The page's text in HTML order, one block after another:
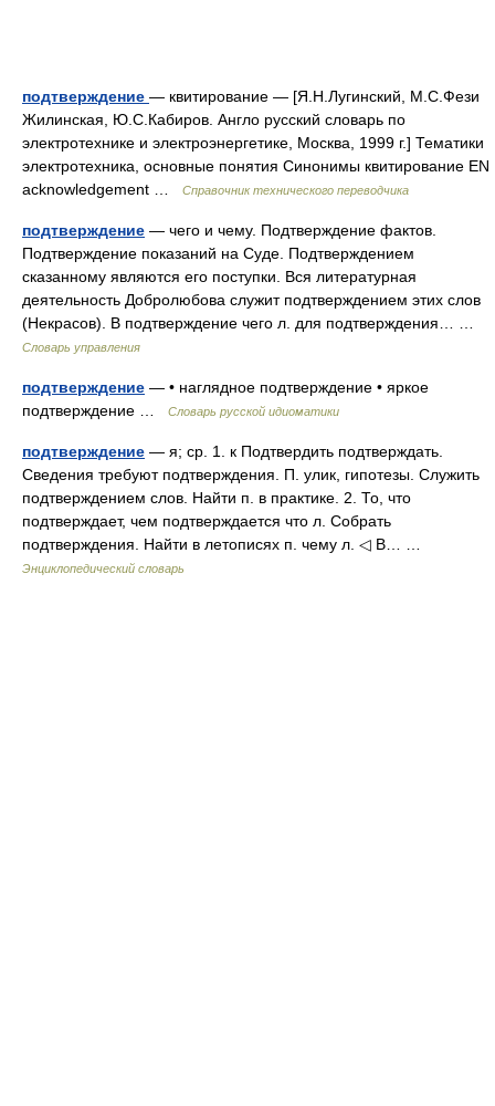
подтверждение — квитирование — [Я.Н.Лугинский, М.С.Фези
Жилинская, Ю.С.Кабиров. Англо русский словарь по
электротехнике и электроэнергетике, Москва, 1999 г.] Тематики
электротехника, основные понятия Синонимы квитирование EN
acknowledgement …
Справочник технического переводчика
подтверждение — чего и чему. Подтверждение фактов.
Подтверждение показаний на Суде. Подтверждением
сказанному являются его поступки. Вся литературная
деятельность Добролюбова служит подтверждением этих слов
(Некрасов). В подтверждение чего л. для подтверждения… …
Словарь управления
подтверждение — • наглядное подтверждение • яркое
подтверждение …
Словарь русской идиоматики
подтверждение — я; ср. 1. к Подтвердить подтверждать.
Сведения требуют подтверждения. П. улик, гипотезы. Служить
подтверждением слов. Найти п. в практике. 2. То, что
подтверждает, чем подтверждается что л. Собрать
подтверждения. Найти в летописях п. чему л. ◁ В… …
Энциклопедический словарь